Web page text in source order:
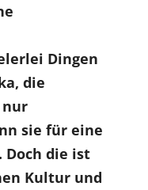
Dingen
die
nur
sie für eine
Doch die ist
Kultur und